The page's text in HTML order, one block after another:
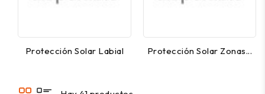
Protección Solar Labial Protección Solar Zonas...